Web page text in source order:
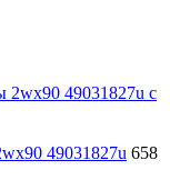
49031827u 658